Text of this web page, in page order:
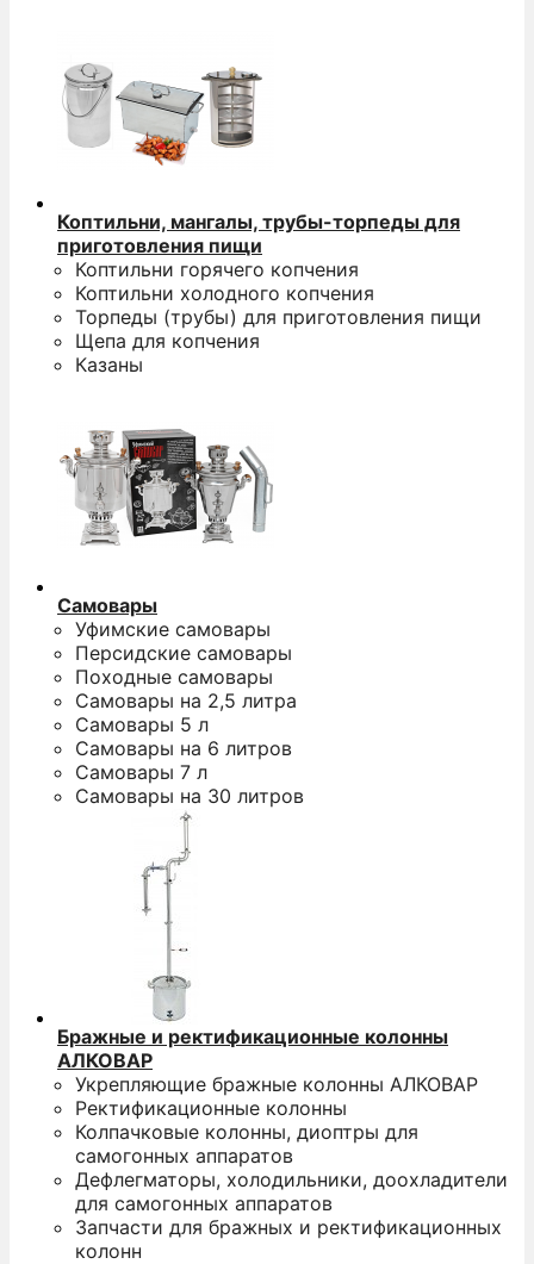
Коптильни, мангалы, трубы-торпеды для
приготовления пищи
Коптильни горячего копчения
Коптильни холодного копчения
Торпеды (трубы) для приготовления пищи
Щепа для копчения
Казаны
Самовары
Уфимские самовары
Персидские самовары
Походные самовары
Самовары на 2,5 литра
Самовары 5 л
Самовары на 6 литров
Самовары 7 л
Самовары на 30 литров
Бражные и ректификационные колонны
АЛКОВАР
Укрепляющие бражные колонны АЛКОВАР
Ректификационные колонны
Колпачковые колонны, диоптры для
самогонных аппаратов
Дефлегматоры, холодильники, доохладители
для самогонных аппаратов
Запчасти для бражных и ректификационных
колонн